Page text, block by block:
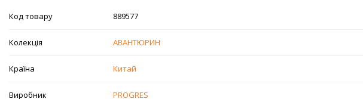
Код товару 889577
Колекція АВАНТЮРИН
Країна Китай
Виробник PROGRES